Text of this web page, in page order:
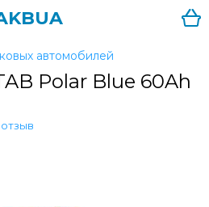
автомобилей
Polar Blue 60Ah